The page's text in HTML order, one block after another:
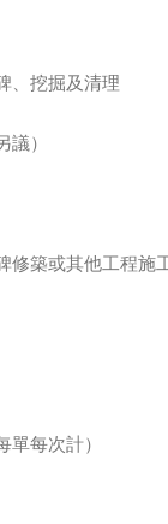
、挖掘及清理
）
修築或其他工程施
單每次計）